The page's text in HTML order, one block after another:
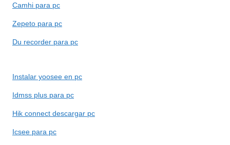
Camhi para pc
Zepeto para pc
Du recorder para pc
Instalar yoosee en pc
Idmss plus para pc
Hik connect descargar pc
Icsee para pc